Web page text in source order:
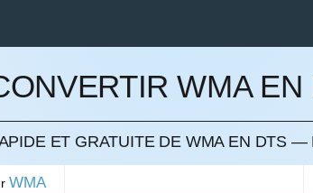
WMA EN
ET GRATUITE DE WMA EN DTS —
WMA